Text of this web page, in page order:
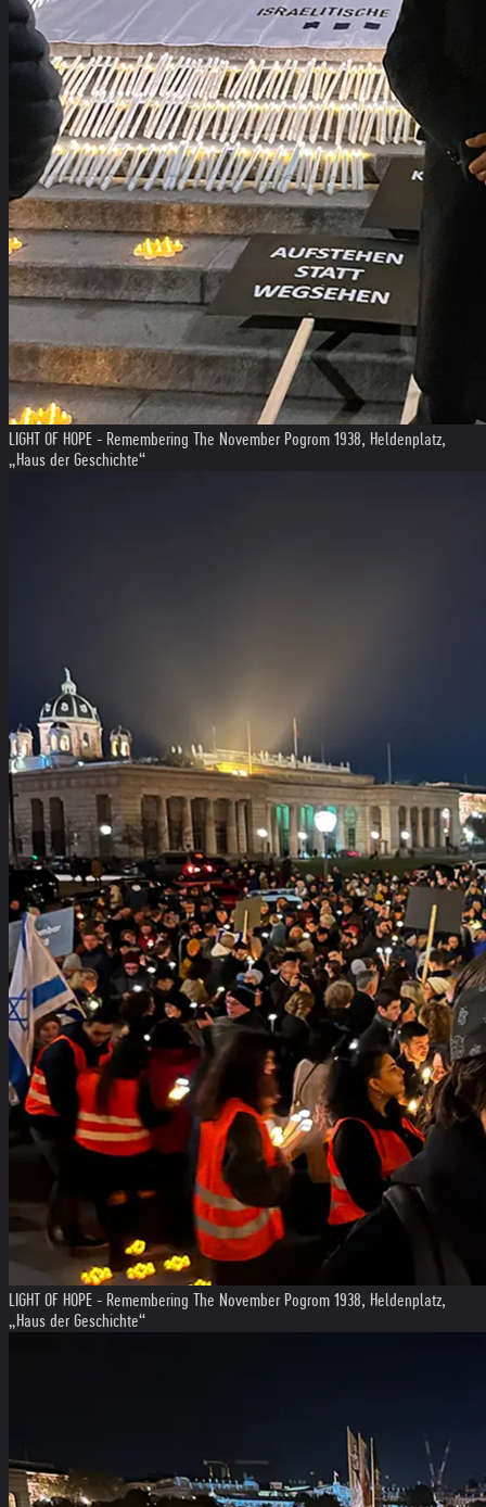
LIGHT OF HOPE - Remembering The November Pogrom 1938, Heldenplatz,
„Haus der Geschichte“
LIGHT OF HOPE - Remembering The November Pogrom 1938, Heldenplatz,
„Haus der Geschichte“